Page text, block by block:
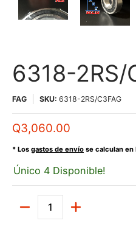
6318-2RS/
FAG SKU: 6318-2RS/C3FAG
Q3,060.00
* Los gastos de envío se calculan en
Único 4 Disponible!